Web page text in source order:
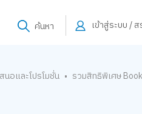
ค้นหา เข้าสู่ระบบ /
นอและโปรโมชั่น • รวมสิทธิพิเศษ